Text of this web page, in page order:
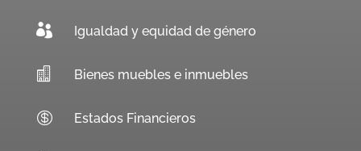
 Igualdad y equidad de género
 Bienes muebles e inmuebles
 Estados Financieros